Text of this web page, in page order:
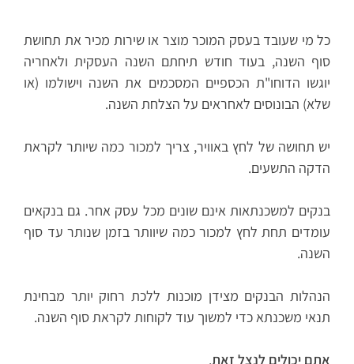
כל מי שעובד בעסק המוכר מוצר או שירות מכיר את תחושת
סוף השנה, בעוד חודש תיחתם השנה העסקית ולאחריה
יוגשו הדוחו"ת הכספיים המסכמים את השנה וישולמו (או
שלא) הבונוסים לאחראים על הצלחת השנה.
יש תחושה של לחץ באוויר, צריך למכור כמה שיותר לקראת
הדקה התשעים.
בנקים למשכנתאות אינם שונים מכל עסק אחר. גם בנקאים
עומדים תחת לחץ למכור כמה שיוותר בזמן שנותר עד סוף
השנה.
הנהלות הבנקים מצידן מוכנות ללכת רחוק יותר מבחינת
תנאי משכנתא כדי למשוך עוד לקוחות לקראת סוף השנה.
אתם יכולים לנצל זאת.